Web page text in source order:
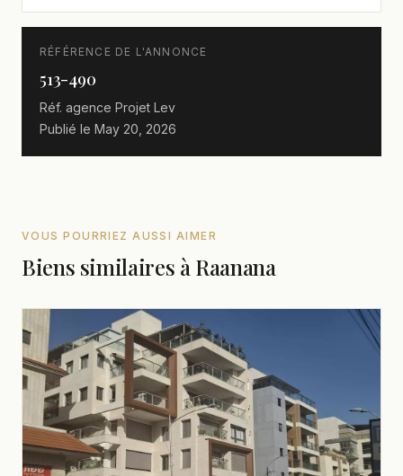
RÉFÉRENCE DE L'ANNONCE
513-490
Réf. agence Projet Lev
Publié le May 20, 2026
VOUS POURRIEZ AUSSI AIMER
Biens similaires à Raanana